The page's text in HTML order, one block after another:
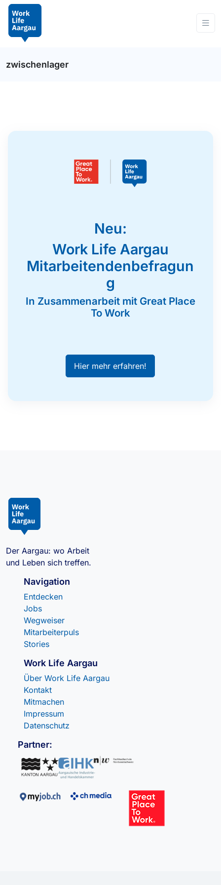
zwischenlager
Neu:
Work Life Aargau
Mitarbeitendenbefragun
g
In Zusammenarbeit mit Great Place
To Work
Hier mehr erfahren!
Der Aargau: wo Arbeit
und Leben sich treffen.
Navigation
Entdecken
Jobs
Wegweiser
Mitarbeiterpuls
Stories
Work Life Aargau
Über Work Life Aargau
Kontakt
Mitmachen
Impressum
Datenschutz
Partner: